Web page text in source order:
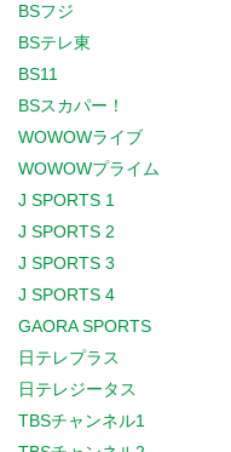
BSフジ
BSテレ東
BS11
BSスカパー！
WOWOWライブ
WOWOWプライム
J SPORTS 1
J SPORTS 2
J SPORTS 3
J SPORTS 4
GAORA SPORTS
日テレプラス
日テレジータス
TBSチャンネル1